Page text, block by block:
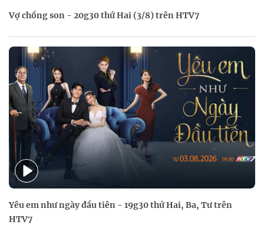
Vợ chồng son - 20g30 thứ Hai (3/8) trên HTV7
Yêu em như ngày đầu tiên - 19g30 thứ Hai, Ba, Tư trên
HTV7